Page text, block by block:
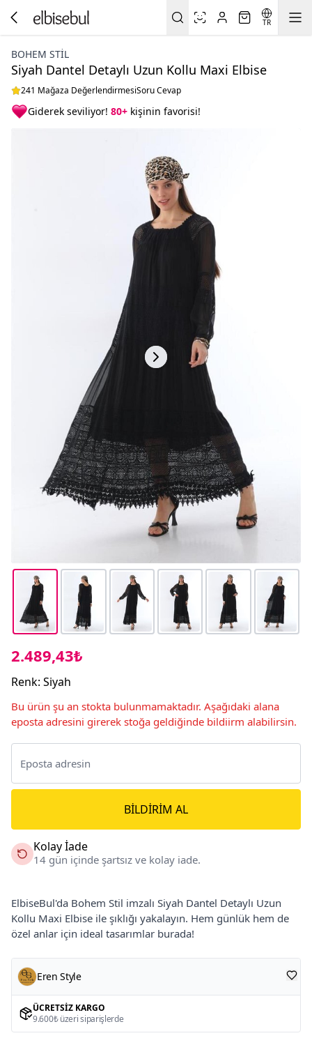
TR
BOHEM STIL
Siyah Dantel Detaylı Uzun Kollu Maxi Elbise
241 Mağaza DeğerlendirmesiSoru Cevap
Giderek seviliyor! 80+ kişinin favorisi!
2.489,43₺
Renk: Siyah
Bu ürün şu an stokta bulunmamaktadır. Aşağıdaki alana
eposta adresini girerek stoğa geldiğinde bildiirm alabilirsin.
BILDIRIM AL
Kolay İade
14 gün içinde şartsız ve kolay iade.
ElbiseBul'da Bohem Stil imzalı Siyah Dantel Detaylı Uzun
Kollu Maxi Elbise ile şıklığı yakalayın. Hem günlük hem de
özel anlar için ideal tasarımlar burada!
Eren Style
ÜCRETSIZ KARGO
9.600₺ üzeri siparişlerde